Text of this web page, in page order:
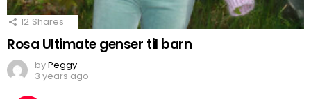
12 Shares
Rosa Ultimate genser til barn
byPeggy
3 years ago